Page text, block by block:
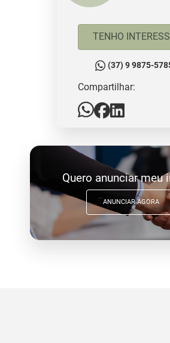
TENHO
(37) 9 9875-
Compartilhar:
Quero anunciar meu
ANUNCIAR AGORA